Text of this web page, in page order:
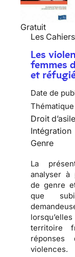
Gratuit
Les
Les
femmes
et
Date de
Thématique
Droit d’asile
Intégration
Genre
La
analyser à
de genre
que
territoire
violences.